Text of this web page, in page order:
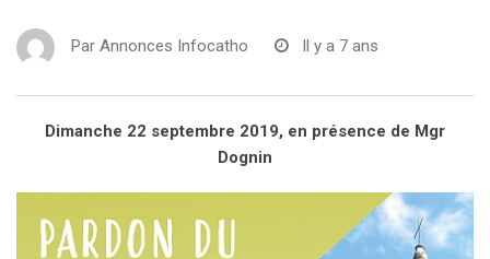
Par Annonces Infocatho Il y a 7 ans
Dimanche 22 septembre 2019, en présence de Mgr
Dognin